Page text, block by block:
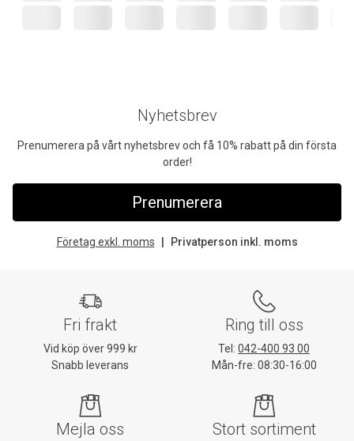
Nyhetsbrev
Prenumerera på vårt nyhetsbrev och få 10% rabatt på din första
order!
Prenumerera
Företag exkl. moms Privatperson inkl. moms
Fri frakt
Vid köp över 999 kr
Snabb leverans
Ring till oss
Tel: 042-400 93 00
Mån-fre: 08:30-16:00
Mejla oss Stort sortiment